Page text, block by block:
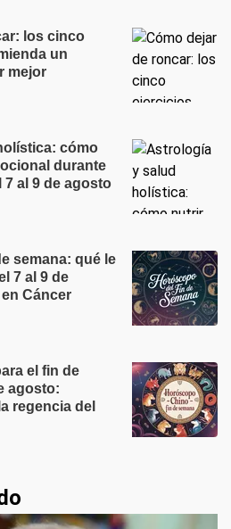
los cinco
un
mejor
cómo
durante
7 al 9 de agosto
semana: qué le
7 al 9 de
Cáncer
el fin de
agosto:
regencia del